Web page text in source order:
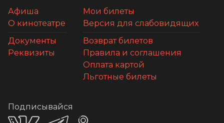
Афиша
О кинотеатре
Документы
Реквизиты
Мои билеты
Версия для слабовидящих
Возврат билетов
Правила и соглашения
Оплата картой
Льготные билеты
Подписывайся